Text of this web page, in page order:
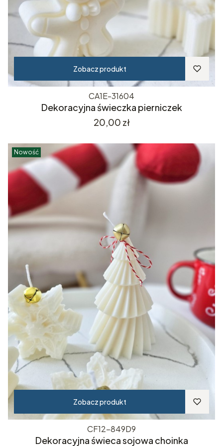
Zobacz produkt
CA1E-31604
Dekoracyjna świeczka pierniczek
Cena
20,00 zł
Nowość
Zobacz produkt
CF12-849D9
Dekoracyjna świeca sojowa choinka